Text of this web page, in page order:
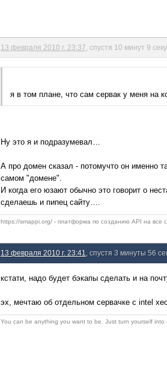
13 февраля 2010 г. 23:37 , спустя 10 минут 9
я в том плане, что сам сервак у меня на
Ну это я и подразумевал…
А про домен сказал - потомучто он именно
самом "домене".
И когда его юзают обычно это говорит о
сделаешь и пипец сайту….
https://smappi.org/ - платформа по созданию API на все
13 февраля 2010 г. 23:41 , спустя 3 минуты 56
кстати, надо будет бэкапы сделать и на
эх, мечтаю об отдельном сервачке c intel
You can be anything you want to be. Just turn yourself